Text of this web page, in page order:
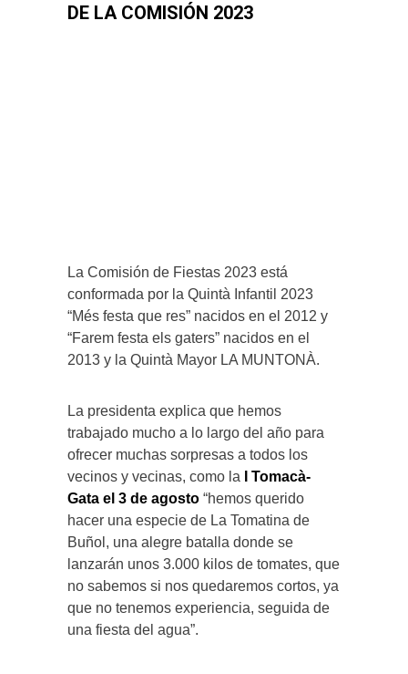
DE LA COMISIÓN 2023
La Comisión de Fiestas 2023 está
conformada por la Quintà Infantil 2023
“Més festa que res” nacidos en el 2012 y
“Farem festa els gaters” nacidos en el
2013 y la Quintà Mayor LA MUNTONÀ.
La presidenta explica que hemos
trabajado mucho a lo largo del año para
ofrecer muchas sorpresas a todos los
vecinos y vecinas, como la I Tomacà-
Gata el 3 de agosto “hemos querido
hacer una especie de La Tomatina de
Buñol, una alegre batalla donde se
lanzarán unos 3.000 kilos de tomates, que
no sabemos si nos quedaremos cortos, ya
que no tenemos experiencia, seguida de
una fiesta del agua”.